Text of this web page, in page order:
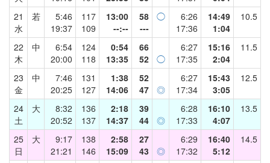
21
水
若
5:46
19:37
117
109
13:00
--:--
58
---
◯
6:26
17:36
14:49
1:04
10.5
22
木
中
6:54
20:00
124
118
0:54
13:35
66
52
◯
6:27
17:35
15:16
2:04
11.5
23
金
中
7:46
20:25
131
127
1:38
14:06
52
47
◎
6:27
17:34
15:43
3:05
12.5
24
土
大
8:32
20:52
136
137
2:18
14:37
39
44
◎
6:28
17:33
16:10
4:07
13.5
25
日
大
9:17
21:21
138
146
2:58
15:09
27
43
◎
6:29
17:32
16:40
5:12
14.5